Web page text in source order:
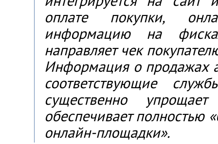
оплате покупки,
информацию на
направляет чек
Информация о продажах
соответствующие
существенно
обеспечивает полностью
онлайн-площадки».